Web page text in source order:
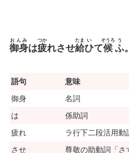
御身
おんみ
は疲
つか
れさせ給
たま
ひ
い
て候
そうろ
ふ
う
。
語句
意味
御身
名詞
は
係助詞
疲れ
ラ行下二段活用
させ
尊敬の助動詞「さ